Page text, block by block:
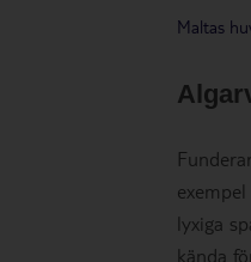
Maltas
exempel
lyxiga
kända